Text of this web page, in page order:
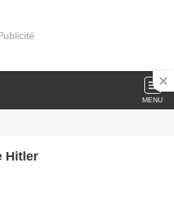
MENU
Hitler